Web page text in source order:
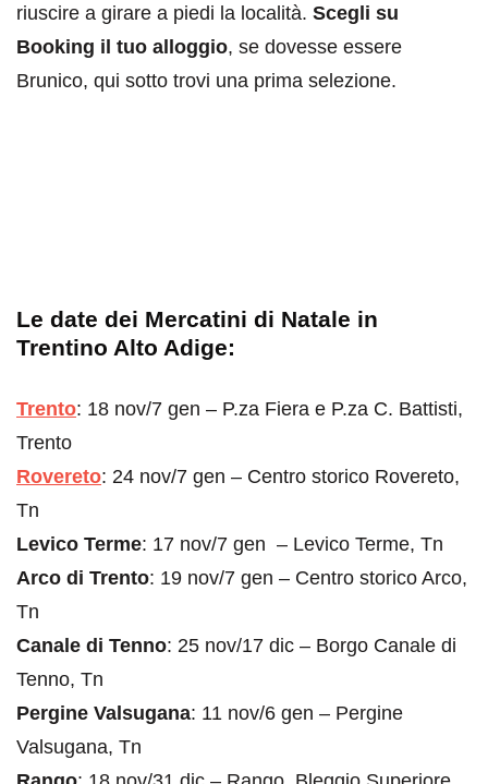
riuscire a girare a piedi la località. Scegli su
Booking il tuo alloggio, se dovesse essere
Brunico, qui sotto trovi una prima selezione.
Le date dei Mercatini di Natale in
Trentino Alto Adige:
Trento: 18 nov/7 gen – P.za Fiera e P.za C. Battisti,
Trento
Rovereto: 24 nov/7 gen – Centro storico Rovereto,
Tn
Levico Terme: 17 nov/7 gen – Levico Terme, Tn
Arco di Trento: 19 nov/7 gen – Centro storico Arco,
Tn
Canale di Tenno: 25 nov/17 dic – Borgo Canale di
Tenno, Tn
Pergine Valsugana: 11 nov/6 gen – Pergine
Valsugana, Tn